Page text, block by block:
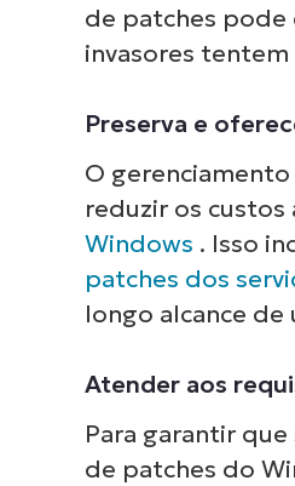
de patches pode
invasores
Preserva e
O
reduzir os custos
Windows . Isso
patches dos
longo alcance
Atender aos
Para garantir
de patches do